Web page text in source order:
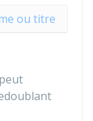
ou titre